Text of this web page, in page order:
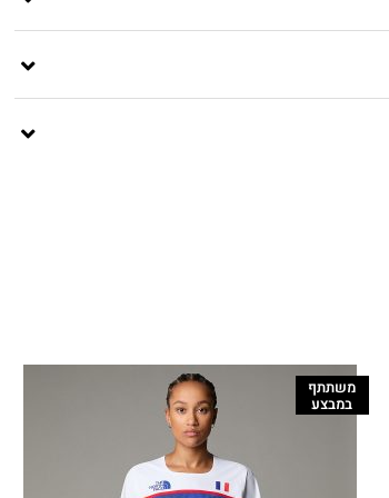
משתתף
במבצע